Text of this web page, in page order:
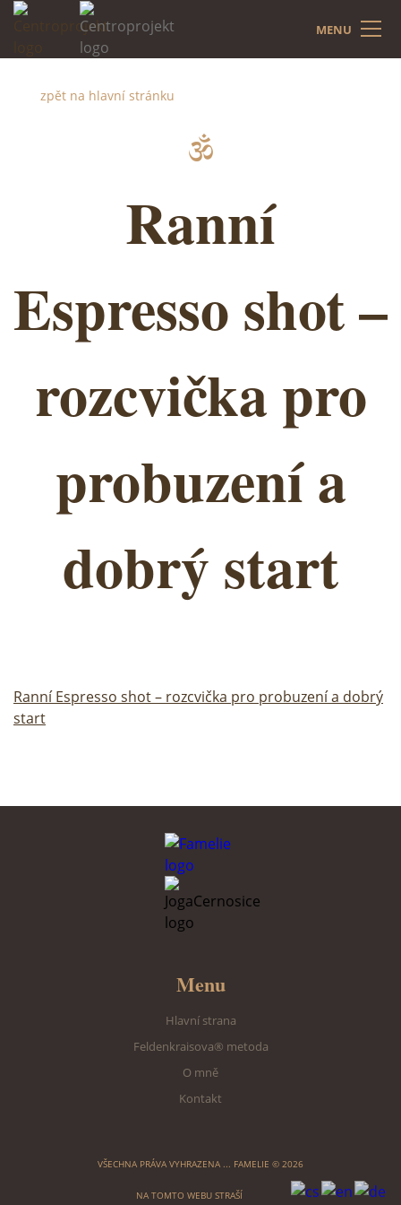
MENU
zpět na hlavní stránku
Ranní
Espresso shot –
rozcvička pro
probuzení a
dobrý start
Ranní Espresso shot – rozcvička pro probuzení a dobrý
start
Menu
Hlavní strana
Feldenkraisova® metoda
O mně
Kontakt
VŠECHNA PRÁVA VYHRAZENA ... FAMELIE © 2026
NA TOMTO WEBU STRAŠÍ